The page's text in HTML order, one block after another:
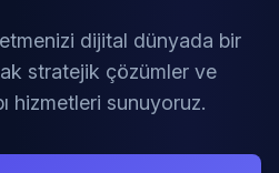
dijital dünyada bir
stratejik çözümler ve
hizmetleri sunuyoruz.